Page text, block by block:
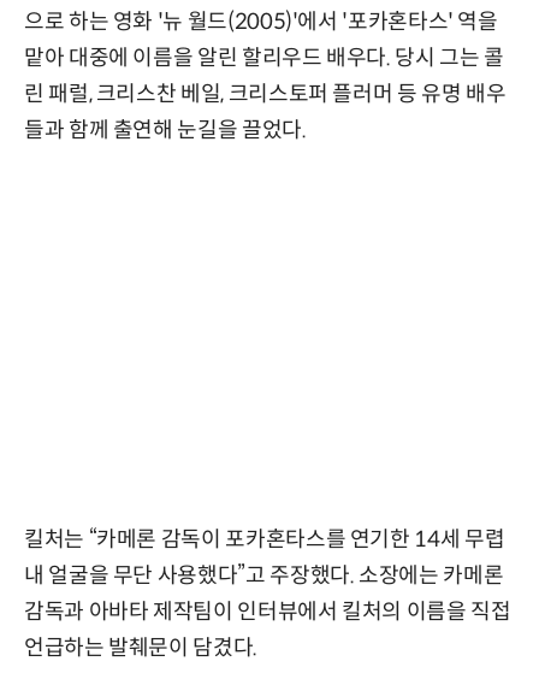
으로 하는 영화 '뉴 월드(2005)'에서 '포카혼타스' 역을
맡아 대중에 이름을 알린 할리우드 배우다. 당시 그는 콜
린 패럴, 크리스찬 베일, 크리스토퍼 플러머 등 유명 배우
들과 함께 출연해 눈길을 끌었다.
킬처는 “카메론 감독이 포카혼타스를 연기한 14세 무렵
내 얼굴을 무단 사용했다”고 주장했다. 소장에는 카메론
감독과 아바타 제작팀이 인터뷰에서 킬처의 이름을 직접
언급하는 발췌문이 담겼다.